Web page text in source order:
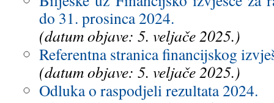
do 31. prosinca 2024.
(datum objave: 5. veljače 2025.)
Referentna stranica financijskog
(datum objave: 5. veljače 2025.)
Odluka o raspodjeli rezultata 2024.